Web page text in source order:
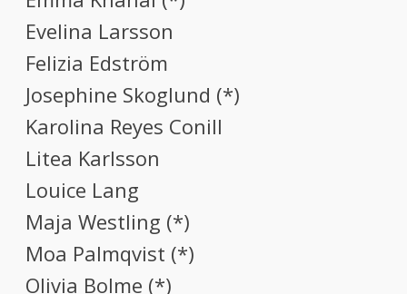
Evelina Larsson
Felizia Edström
Josephine Skoglund (*)
Karolina Reyes Conill
Litea Karlsson
Louice Lang
Maja Westling (*)
Moa Palmqvist (*)
Olivia Bolme (*)